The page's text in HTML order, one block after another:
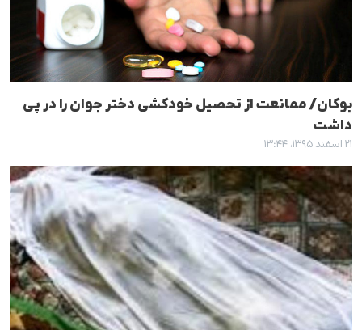
بوکان/ ممانعت از تحصیل خودکشی دختر جوان را در پی
داشت
۲۱ اسفند ۱۳۹۵، ۱۳:۴۴